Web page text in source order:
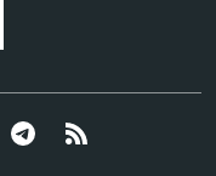
Telegram